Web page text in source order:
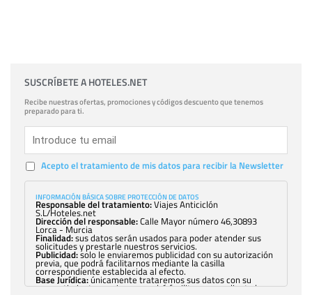
SUSCRÍBETE A HOTELES.NET
Recibe nuestras ofertas, promociones y códigos descuento que tenemos
preparado para ti.
Acepto el tratamiento de mis datos para recibir la Newsletter
INFORMACIÓN BÁSICA SOBRE PROTECCIÓN DE DATOS
Responsable del tratamiento:Viajes Anticiclón
S.L/Hoteles.net
Dirección del responsable:Calle Mayor número 46,30893
Lorca - Murcia
Finalidad:sus datos serán usados para poder atender sus
solicitudes y prestarle nuestros servicios.
Publicidad:solo le enviaremos publicidad con su autorización
previa, que podrá facilitarnos mediante la casilla
correspondiente establecida al efecto.
Base Jurídica:únicamente trataremos sus datos con su
consentimiento previo, que podrá facilitarnos mediante la